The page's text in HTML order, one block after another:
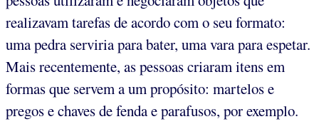
realizavam tarefas de acordo com o seu formato:
uma pedra serviria para bater, uma vara para espetar.
Mais recentemente, as pessoas criaram itens em
formas que servem a um propósito: martelos e
pregos e chaves de fenda e parafusos, por exemplo.